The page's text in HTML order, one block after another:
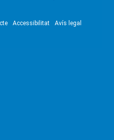
Accessibilitat Avís legal